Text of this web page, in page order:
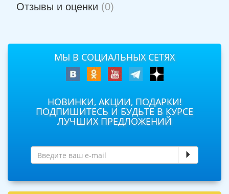
Отзывы и оценки (0)
МЫ В СОЦИАЛЬНЫХ СЕТЯХ
НОВИНКИ, АКЦИИ, ПОДАРКИ!
ПОДПИШИТЕСЬ И БУДЬТЕ В КУРСЕ
ЛУЧШИХ ПРЕДЛОЖЕНИЙ